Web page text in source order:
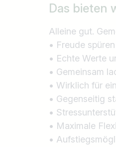
Das bieten
Alleine gut.
• Freude
• Echte Werte
• Gemeinsam
• Wirklich für
• Gegenseitig
•
• Maximale
•